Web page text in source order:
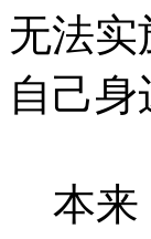
无法实
自己身
本来